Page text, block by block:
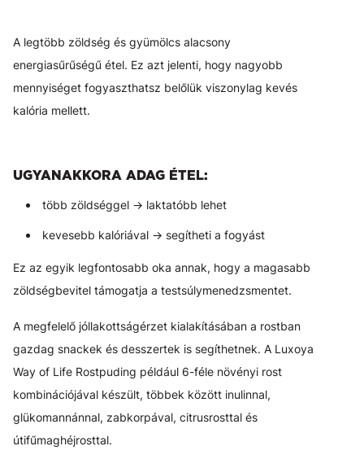
A legtöbb zöldség és gyümölcs alacsony
energiasűrűségű étel. Ez azt jelenti, hogy nagyobb
mennyiséget fogyaszthatsz belőlük viszonylag kevés
kalória mellett.
UGYANAKKORA ADAG ÉTEL:
több zöldséggel → laktatóbb lehet
kevesebb kalóriával → segítheti a fogyást
Ez az egyik legfontosabb oka annak, hogy a magasabb
zöldségbevitel támogatja a testsúlymenedzsmentet.
A megfelelő jóllakottságérzet kialakításában a rostban
gazdag snackek és desszertek is segíthetnek. A Luxoya
Way of Life Rostpuding például 6-féle növényi rost
kombinációjával készült, többek között inulinnal,
glükomannánnal, zabkorpával, citrusrosttal és
útifűmaghéjrosttal.